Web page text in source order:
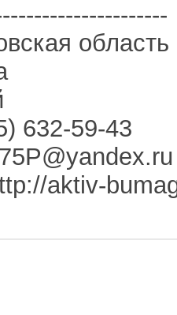
область
632-59-43
aktiv-